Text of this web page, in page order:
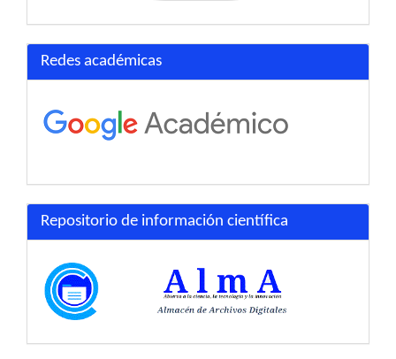
Redes académicas
Repositorio de información científica